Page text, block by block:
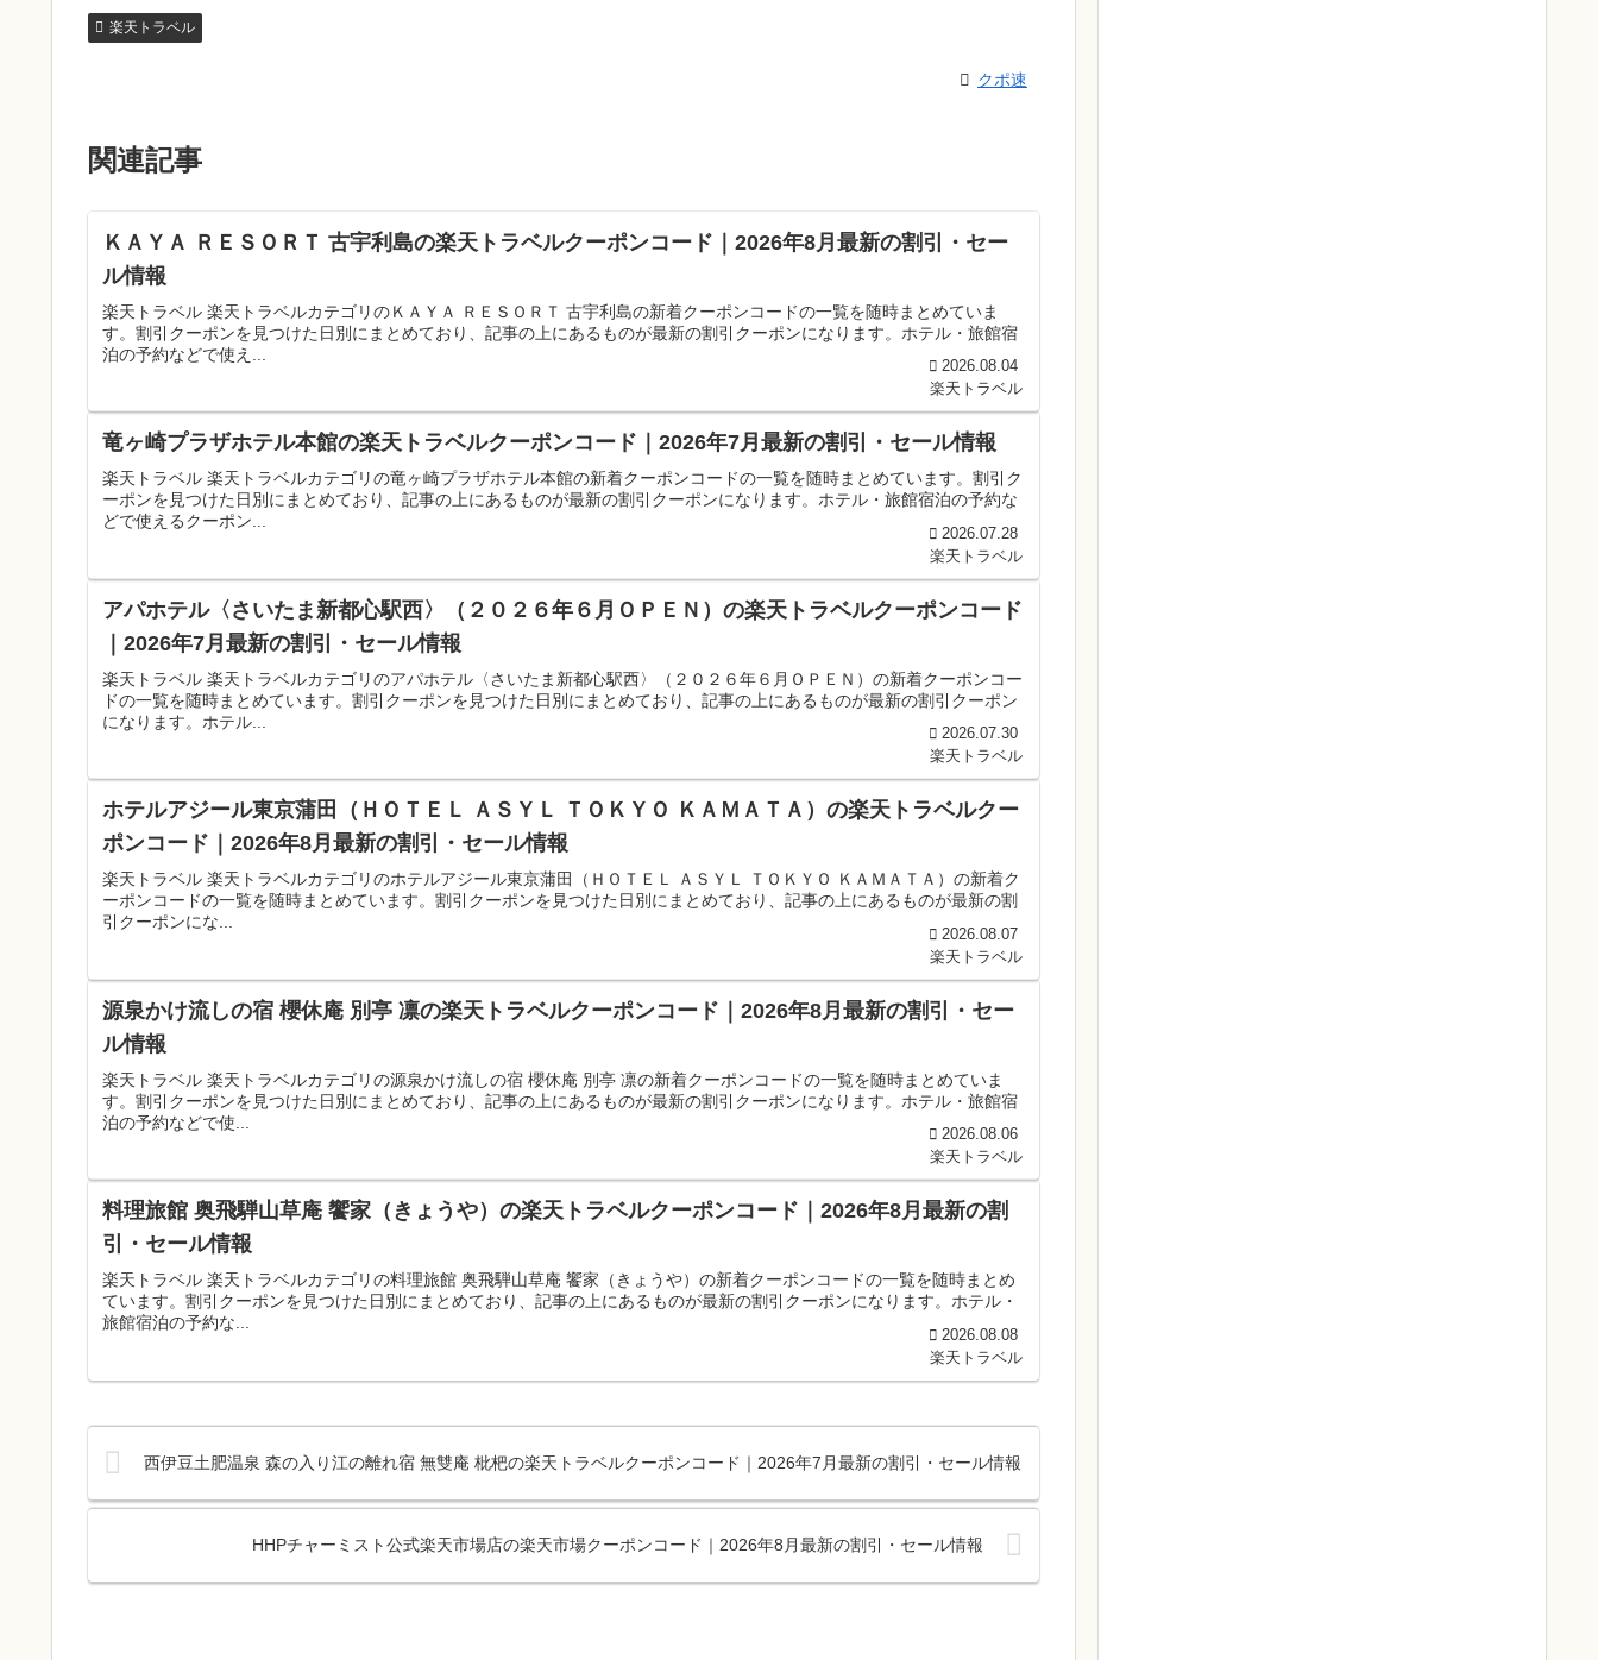
楽天トラベル
クポ速
関連記事
ＫＡＹＡ ＲＥＳＯＲＴ 古宇利島の楽天トラベルクーポンコード｜2026年8月最新の割引・セー
ル情報
楽天トラベル 楽天トラベルカテゴリのＫＡＹＡ ＲＥＳＯＲＴ 古宇利島の新着クーポンコードの一覧を随時まとめていま
す。割引クーポンを見つけた日別にまとめており、記事の上にあるものが最新の割引クーポンになります。ホテル・旅館宿
泊の予約などで使え...
2026.08.04
楽天トラベル
竜ヶ崎プラザホテル本館の楽天トラベルクーポンコード｜2026年7月最新の割引・セール情報
楽天トラベル 楽天トラベルカテゴリの竜ヶ崎プラザホテル本館の新着クーポンコードの一覧を随時まとめています。割引ク
ーポンを見つけた日別にまとめており、記事の上にあるものが最新の割引クーポンになります。ホテル・旅館宿泊の予約な
どで使えるクーポン...
2026.07.28
楽天トラベル
アパホテル〈さいたま新都心駅西〉（２０２６年６月ＯＰＥＮ）の楽天トラベルクーポンコード
｜2026年7月最新の割引・セール情報
楽天トラベル 楽天トラベルカテゴリのアパホテル〈さいたま新都心駅西〉（２０２６年６月ＯＰＥＮ）の新着クーポンコー
ドの一覧を随時まとめています。割引クーポンを見つけた日別にまとめており、記事の上にあるものが最新の割引クーポン
になります。ホテル...
2026.07.30
楽天トラベル
ホテルアジール東京蒲田（ＨＯＴＥＬ ＡＳＹＬ ＴＯＫＹＯ ＫＡＭＡＴＡ）の楽天トラベルクー
ポンコード｜2026年8月最新の割引・セール情報
楽天トラベル 楽天トラベルカテゴリのホテルアジール東京蒲田（ＨＯＴＥＬ ＡＳＹＬ ＴＯＫＹＯ ＫＡＭＡＴＡ）の新着ク
ーポンコードの一覧を随時まとめています。割引クーポンを見つけた日別にまとめており、記事の上にあるものが最新の割
引クーポンにな...
2026.08.07
楽天トラベル
源泉かけ流しの宿 櫻休庵 別亭 凛の楽天トラベルクーポンコード｜2026年8月最新の割引・セー
ル情報
楽天トラベル 楽天トラベルカテゴリの源泉かけ流しの宿 櫻休庵 別亭 凛の新着クーポンコードの一覧を随時まとめていま
す。割引クーポンを見つけた日別にまとめており、記事の上にあるものが最新の割引クーポンになります。ホテル・旅館宿
泊の予約などで使...
2026.08.06
楽天トラベル
料理旅館 奥飛騨山草庵 饗家（きょうや）の楽天トラベルクーポンコード｜2026年8月最新の割
引・セール情報
楽天トラベル 楽天トラベルカテゴリの料理旅館 奥飛騨山草庵 饗家（きょうや）の新着クーポンコードの一覧を随時まとめ
ています。割引クーポンを見つけた日別にまとめており、記事の上にあるものが最新の割引クーポンになります。ホテル・
旅館宿泊の予約な...
2026.08.08
楽天トラベル
西伊豆土肥温泉 森の入り江の離れ宿 無雙庵 枇杷の楽天トラベルクーポンコード｜2026年7月最新の割引・セール情報
HHPチャーミスト公式楽天市場店の楽天市場クーポンコード｜2026年8月最新の割引・セール情報